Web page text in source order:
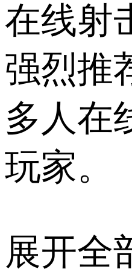
在线射
强烈推
多人在
玩家。
展开全